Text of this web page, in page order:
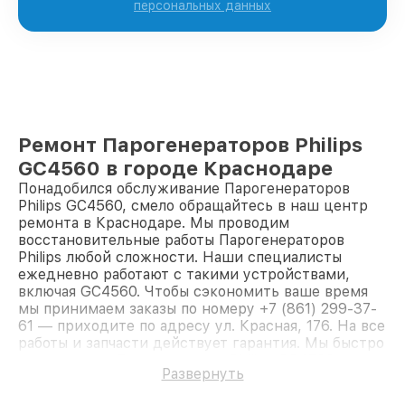
персональных данных
Ремонт Парогенераторов Philips
GC4560 в городе Краснодаре
Понадобился обслуживание Парогенераторов
Philips GC4560, смело обращайтесь в наш центр
ремонта в Краснодаре. Мы проводим
восстановительные работы Парогенераторов
Philips любой сложности. Наши специалисты
ежедневно работают с такими устройствами,
включая GC4560. Чтобы сэкономить ваше время
мы принимаем заказы по номеру +7 (861) 299-37-
61 — приходите по адресу ул. Красная, 176. На все
работы и запчасти действует гарантия. Мы быстро
Развернуть